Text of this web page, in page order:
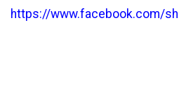
https://www.facebook.com/